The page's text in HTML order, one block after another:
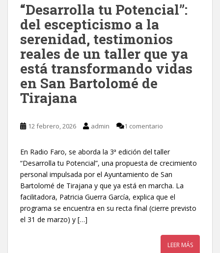
“Desarrolla tu Potencial”:
del escepticismo a la
serenidad, testimonios
reales de un taller que ya
está transformando vidas
en San Bartolomé de
Tirajana
12 febrero, 2026 admin 1 comentario
En Radio Faro, se aborda la 3ª edición del taller
“Desarrolla tu Potencial”, una propuesta de crecimiento
personal impulsada por el Ayuntamiento de San
Bartolomé de Tirajana y que ya está en marcha. La
facilitadora, Patricia Guerra García, explica que el
programa se encuentra en su recta final (cierre previsto
el 31 de marzo) y […]
LEER MÁS